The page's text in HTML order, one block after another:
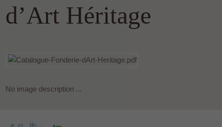
d’Art Héritage
No image description ...